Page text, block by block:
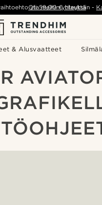
& Alusvaatteet
yli 59,00 €tilauksiin -
Ota meihin yhteyttä